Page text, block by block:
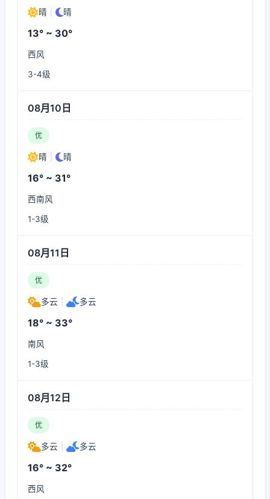
晴 晴
13° ~ 30°
西风
3-4级
08月10日
优
晴 晴
16° ~ 31°
西南风
1-3级
08月11日
优
多云 多云
18° ~ 33°
南风
1-3级
08月12日
优
多云 多云
16° ~ 32°
西风